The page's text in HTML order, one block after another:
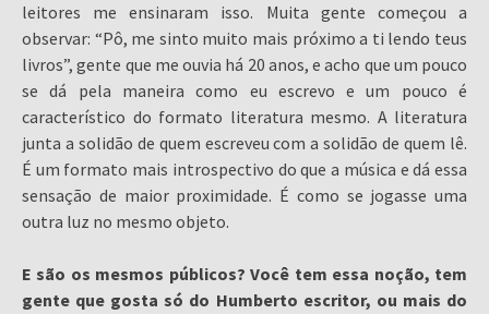
leitores me ensinaram isso. Muita gente começou a
observar: “Pô, me sinto muito mais próximo a ti lendo teus
livros”, gente que me ouvia há 20 anos, e acho que um pouco
se dá pela maneira como eu escrevo e um pouco é
característico do formato literatura mesmo. A literatura
junta a solidão de quem escreveu com a solidão de quem lê.
É um formato mais introspectivo do que a música e dá essa
sensação de maior proximidade. É como se jogasse uma
outra luz no mesmo objeto.
E são os mesmos públicos? Você tem essa noção, tem
gente que gosta só do Humberto escritor, ou mais do